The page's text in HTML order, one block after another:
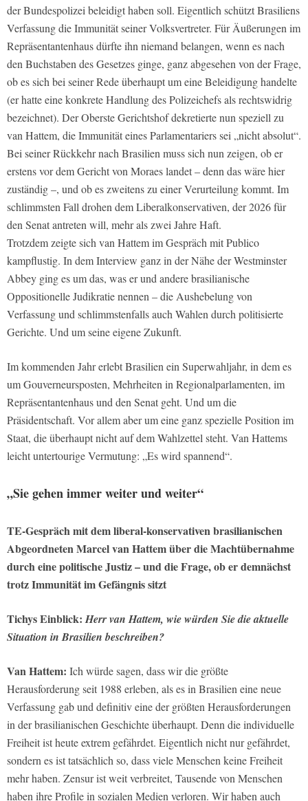
der Bundespolizei beleidigt haben soll. Eigentlich schützt Brasiliens
Verfassung die Immunität seiner Volksvertreter. Für Äußerungen im
Repräsentantenhaus dürfte ihn niemand belangen, wenn es nach
den Buchstaben des Gesetzes ginge, ganz abgesehen von der Frage,
ob es sich bei seiner Rede überhaupt um eine Beleidigung handelte
(er hatte eine konkrete Handlung des Polizeichefs als rechtswidrig
bezeichnet). Der Oberste Gerichtshof dekretierte nun speziell zu
van Hattem, die Immunität eines Parlamentariers sei „nicht absolut“.
Bei seiner Rückkehr nach Brasilien muss sich nun zeigen, ob er
erstens vor dem Gericht von Moraes landet – denn das wäre hier
zuständig –, und ob es zweitens zu einer Verurteilung kommt. Im
schlimmsten Fall drohen dem Liberalkonservativen, der 2026 für
den Senat antreten will, mehr als zwei Jahre Haft.
Trotzdem zeigte sich van Hattem im Gespräch mit Publico
kampflustig. In dem Interview ganz in der Nähe der Westminster
Abbey ging es um das, was er und andere brasilianische
Oppositionelle Judikratie nennen – die Aushebelung von
Verfassung und schlimmstenfalls auch Wahlen durch politisierte
Gerichte. Und um seine eigene Zukunft.
Im kommenden Jahr erlebt Brasilien ein Superwahljahr, in dem es
um Gouverneursposten, Mehrheiten in Regionalparlamenten, im
Repräsentantenhaus und den Senat geht. Und um die
Präsidentschaft. Vor allem aber um eine ganz spezielle Position im
Staat, die überhaupt nicht auf dem Wahlzettel steht. Van Hattems
leicht untertourige Vermutung: „Es wird spannend“.
„Sie gehen immer weiter und weiter“
TE-Gespräch mit dem liberal-konservativen brasilianischen
Abgeordneten Marcel van Hattem über die Machtübernahme
durch eine politische Justiz – und die Frage, ob er demnächst
trotz Immunität im Gefängnis sitzt
Tichys Einblick:Herr van Hattem, wie würden Sie die aktuelle
Situation in Brasilien beschreiben?
Van Hattem: Ich würde sagen, dass wir die größte
Herausforderung seit 1988 erleben, als es in Brasilien eine neue
Verfassung gab und definitiv eine der größten Herausforderungen
in der brasilianischen Geschichte überhaupt. Denn die individuelle
Freiheit ist heute extrem gefährdet. Eigentlich nicht nur gefährdet,
sondern es ist tatsächlich so, dass viele Menschen keine Freiheit
mehr haben. Zensur ist weit verbreitet, Tausende von Menschen
haben ihre Profile in sozialen Medien verloren. Wir haben auch